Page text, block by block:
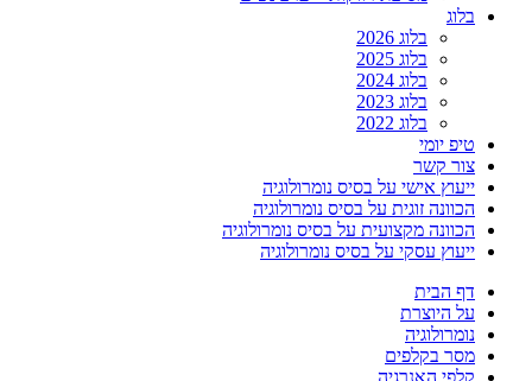
בלוג
בלוג 2026
בלוג 2025
בלוג 2024
בלוג 2023
בלוג 2022
טיפ יומי
צור קשר
ייעוץ אישי על בסיס נומרולוגיה
הכוונה זוגית על בסיס נומרולוגיה
הכוונה מקצועית על בסיס נומרולוגיה
ייעוץ עסקי על בסיס נומרולוגיה
דף הבית
על היוצרת
נומרולוגיה
מסר בקלפים
קלפי האנרגיה